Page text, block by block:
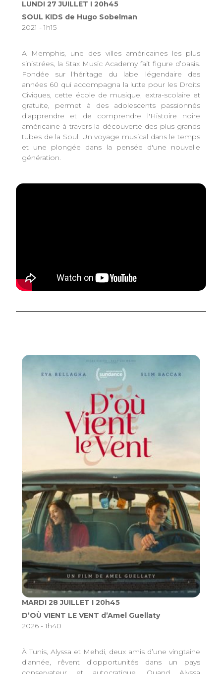
LUNDI 27 JUILLET I 20h45
SOUL KIDS de Hugo Sobelman
2021 - 1h15
A Memphis, une des villes américaines les plus
sinistrées, la Stax Music Academy fait figure d’oasis.
Fondée sur l'héritage du label légendaire des
années 60 qui accompagna la lutte pour les Droits
Civiques, cette école de musique, extra-scolaire et
gratuite, permet à des adolescents passionnés
d'apprendre et de comprendre l'Histoire noire
américaine à travers la découverte des plus grands
tubes de la Soul. Un voyage musical dans le temps
et une plongée dans la pensée d'une nouvelle
génération.
MARDI 28 JUILLET I 20h45
D’OÙ VIENT LE VENT d’Amel Guellaty
2026 - 1h40
À Tunis, Alyssa et Mehdi, deux amis d’une vingtaine
d’année, rêvent d’opportunités dans un pays